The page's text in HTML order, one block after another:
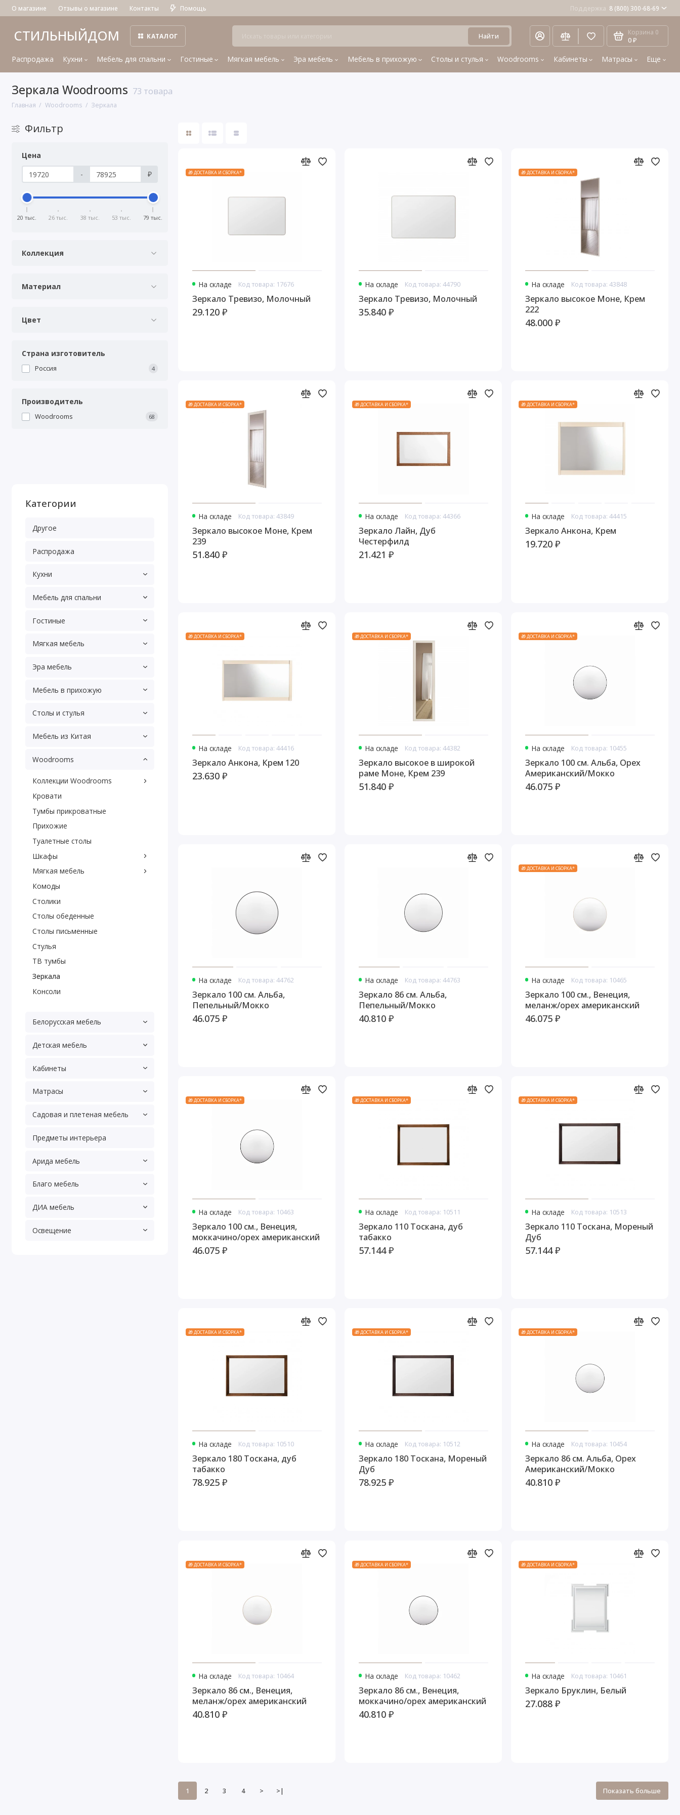
О магазине Отзывы о магазине Контакты Помощь Поддержка 8 (800) 300-68-69
СТИЛЬНЫЙДОМ КАТАЛОГ Найти Корзина 0
0 ₽
Распродажа Кухни Мебель для спальни Гостиные Мягкая мебель Эра мебель Мебель в прихожую Столы и стулья Woodrooms Кабинеты Матрасы Еще
Зеркала Woodrooms 73 товара
Главная Woodrooms Зеркала
Фильтр
Цена
-
₽
20 тыс. 26 тыс. 38 тыс. 53 тыс. 79 тыс.
Коллекция
Материал
Цвет
Страна изготовитель
Россия 4
Производитель
Woodrooms 68
Категории
Другое
Распродажа
Кухни
Мебель для спальни
Гостиные
Мягкая мебель
Эра мебель
Мебель в прихожую
Столы и стулья
Мебель из Китая
Woodrooms
Коллекции Woodrooms
Кровати
Тумбы прикроватные
Прихожие
Туалетные столы
Шкафы
Мягкая мебель
Комоды
Столики
Столы обеденные
Столы письменные
Стулья
ТВ тумбы
Зеркала
Консоли
Белорусская мебель
Детская мебель
Кабинеты
Матрасы
Садовая и плетеная мебель
Предметы интерьера
Арида мебель
Благо мебель
ДИА мебель
Освещение
🎁 ДОСТАВКА И СБОРКА*
На складе Код товара: 17676
Зеркало Тревизо, Молочный
29.120 ₽
На складе Код товара: 44790
Зеркало Тревизо, Молочный
35.840 ₽
🎁 ДОСТАВКА И СБОРКА*
На складе Код товара: 43848
Зеркало высокое Моне, Крем
222
48.000 ₽
🎁 ДОСТАВКА И СБОРКА*
На складе Код товара: 43849
Зеркало высокое Моне, Крем
239
51.840 ₽
🎁 ДОСТАВКА И СБОРКА*
На складе Код товара: 44366
Зеркало Лайн, Дуб
Честерфилд
21.421 ₽
🎁 ДОСТАВКА И СБОРКА*
На складе Код товара: 44415
Зеркало Анкона, Крем
19.720 ₽
🎁 ДОСТАВКА И СБОРКА*
На складе Код товара: 44416
Зеркало Анкона, Крем 120
23.630 ₽
🎁 ДОСТАВКА И СБОРКА*
На складе Код товара: 44382
Зеркало высокое в широкой
раме Моне, Крем 239
51.840 ₽
🎁 ДОСТАВКА И СБОРКА*
На складе Код товара: 10455
Зеркало 100 см. Альба, Орех
Американский/Мокко
46.075 ₽
На складе Код товара: 44762
Зеркало 100 см. Альба,
Пепельный/Мокко
46.075 ₽
На складе Код товара: 44763
Зеркало 86 см. Альба,
Пепельный/Мокко
40.810 ₽
🎁 ДОСТАВКА И СБОРКА*
На складе Код товара: 10465
Зеркало 100 см., Венеция,
меланж/орех американский
46.075 ₽
🎁 ДОСТАВКА И СБОРКА*
На складе Код товара: 10463
Зеркало 100 см., Венеция,
моккачино/орех американский
46.075 ₽
🎁 ДОСТАВКА И СБОРКА*
На складе Код товара: 10511
Зеркало 110 Тоскана, дуб
табакко
57.144 ₽
🎁 ДОСТАВКА И СБОРКА*
На складе Код товара: 10513
Зеркало 110 Тоскана, Мореный
Дуб
57.144 ₽
🎁 ДОСТАВКА И СБОРКА*
На складе Код товара: 10510
Зеркало 180 Тоскана, дуб
табакко
78.925 ₽
🎁 ДОСТАВКА И СБОРКА*
На складе Код товара: 10512
Зеркало 180 Тоскана, Мореный
Дуб
78.925 ₽
🎁 ДОСТАВКА И СБОРКА*
На складе Код товара: 10454
Зеркало 86 см. Альба, Орех
Американский/Мокко
40.810 ₽
🎁 ДОСТАВКА И СБОРКА*
На складе Код товара: 10464
Зеркало 86 см., Венеция,
меланж/орех американский
40.810 ₽
🎁 ДОСТАВКА И СБОРКА*
На складе Код товара: 10462
Зеркало 86 см., Венеция,
моккачино/орех американский
40.810 ₽
🎁 ДОСТАВКА И СБОРКА*
На складе Код товара: 10461
Зеркало Бруклин, Белый
27.088 ₽
1 2 3 4 > >| Показать больше